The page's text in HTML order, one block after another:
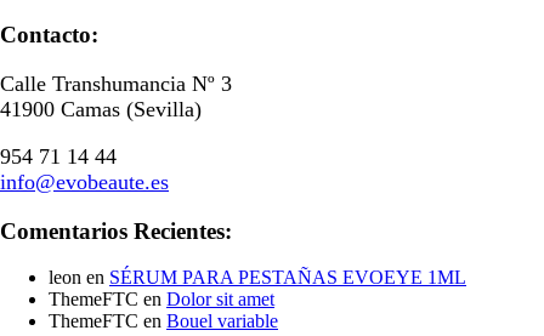
Contacto:
Calle Transhumancia Nº 3
41900 Camas (Sevilla)
954 71 14 44
info@evobeaute.es
Comentarios Recientes:
leon en SÉRUM PARA PESTAÑAS EVOEYE 1ML
ThemeFTC en Dolor sit amet
ThemeFTC en Bouel variable